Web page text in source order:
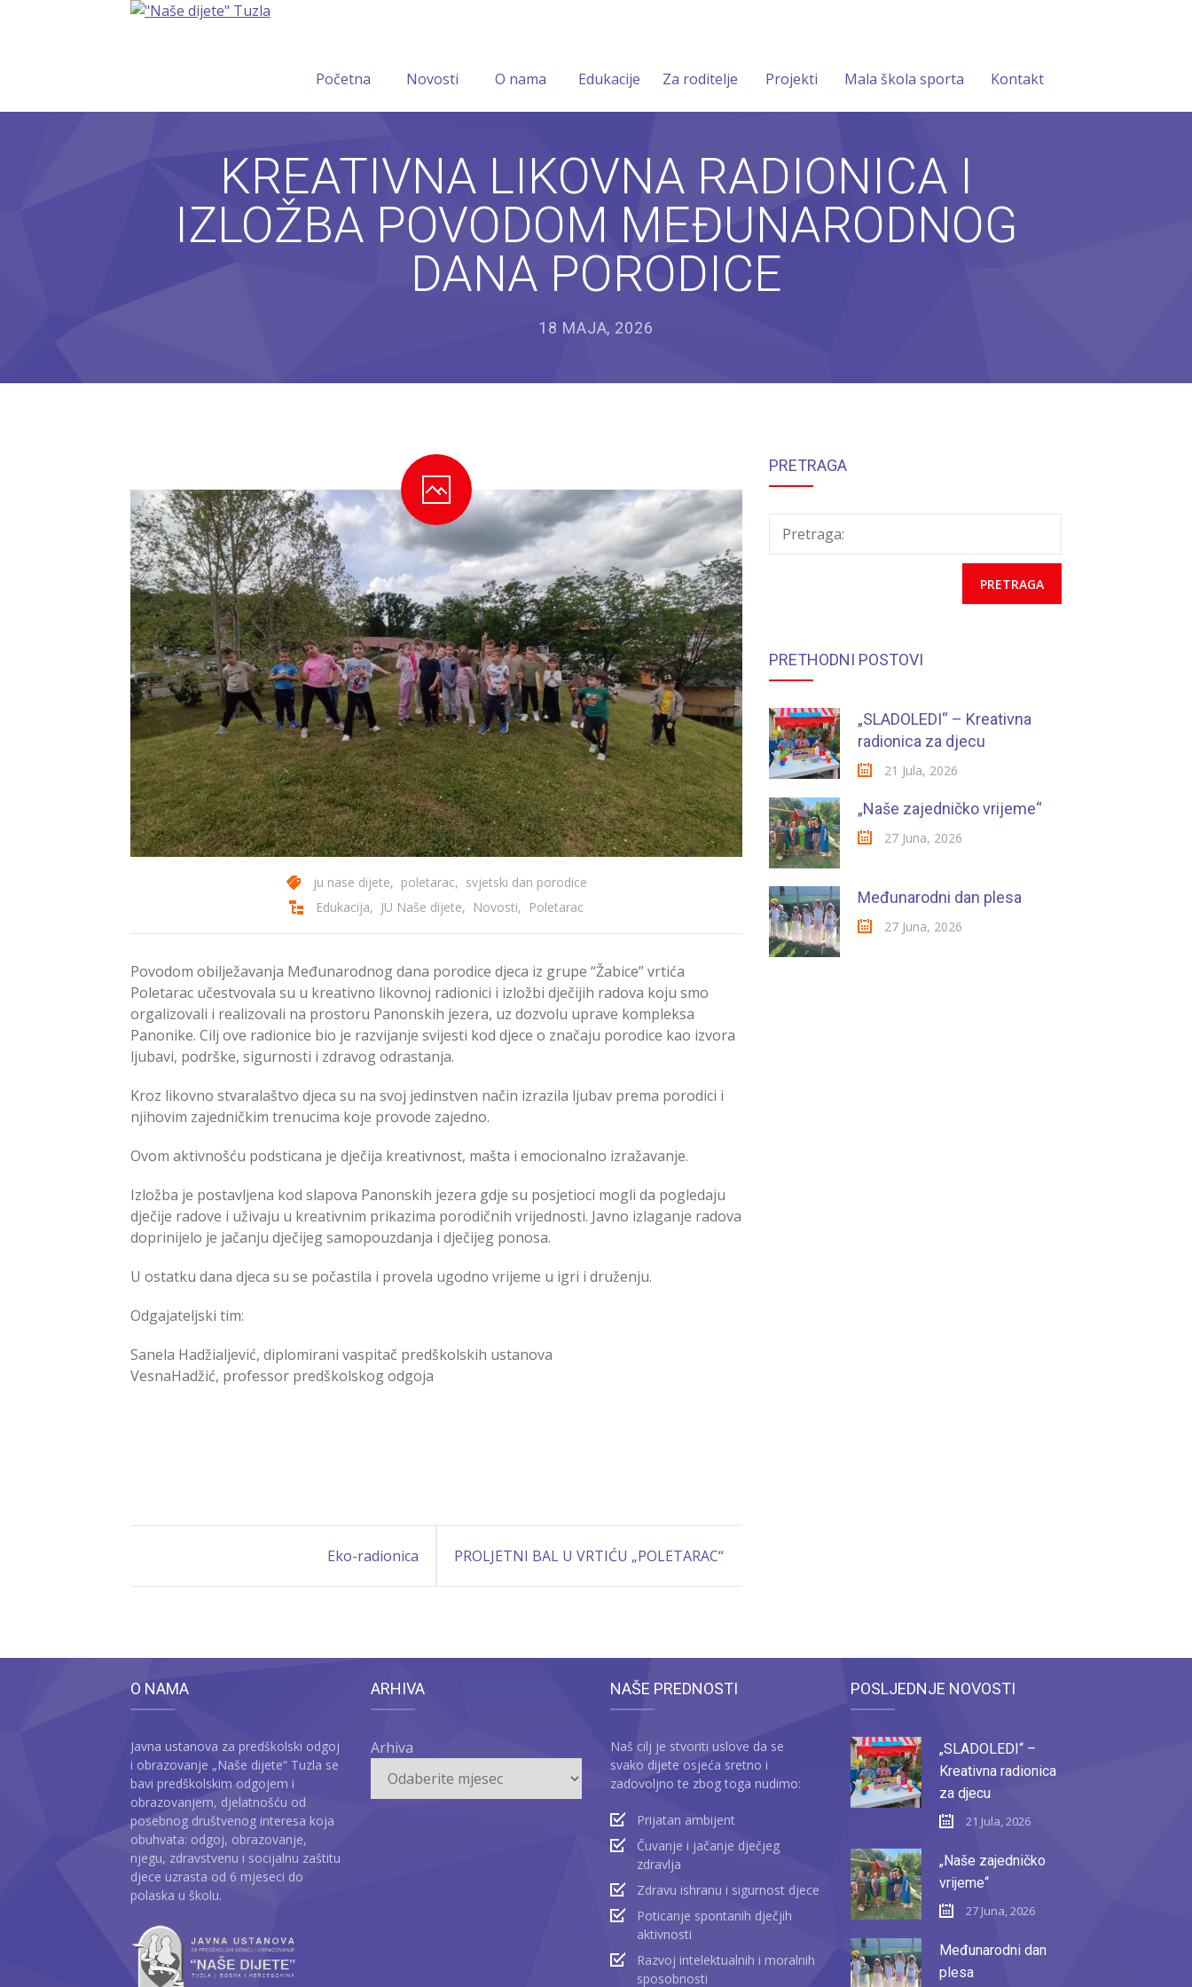
Početna Novosti O nama Edukacije Za roditelje Projekti Mala škola sporta Kontakt
KREATIVNA LIKOVNA RADIONICA I
IZLOŽBA POVODOM MEĐUNARODNOG
DANA PORODICE
18 MAJA, 2026
ju nase dijete, poletarac, svjetski dan porodice
Edukacija, JU Naše dijete, Novosti, Poletarac
Povodom obilježavanja Međunarodnog dana porodice djeca iz grupe “Žabice” vrtića
Poletarac učestvovala su u kreativno likovnoj radionici i izložbi dječijih radova koju smo
orgalizovali i realizovali na prostoru Panonskih jezera, uz dozvolu uprave kompleksa
Panonike. Cilj ove radionice bio je razvijanje svijesti kod djece o značaju porodice kao izvora
ljubavi, podrške, sigurnosti i zdravog odrastanja.
Kroz likovno stvaralaštvo djeca su na svoj jedinstven način izrazila ljubav prema porodici i
njihovim zajedničkim trenucima koje provode zajedno.
Ovom aktivnošću podsticana je dječija kreativnost, mašta i emocionalno izražavanje.
Izložba je postavljena kod slapova Panonskih jezera gdje su posjetioci mogli da pogledaju
dječije radove i uživaju u kreativnim prikazima porodičnih vrijednosti. Javno izlaganje radova
doprinijelo je jačanju dječijeg samopouzdanja i dječijeg ponosa.
U ostatku dana djeca su se počastila i provela ugodno vrijeme u igri i druženju.
Odgajateljski tim:
Sanela Hadžialjević, diplomirani vaspitač predškolskih ustanova
VesnaHadžić, professor predškolskog odgoja
Eko-radionica PROLJETNI BAL U VRTIĆU „POLETARAC“
PRETRAGA
Pretraga:
PRETHODNI POSTOVI
„SLADOLEDI“ – Kreativna
radionica za djecu
21 Jula, 2026
„Naše zajedničko vrijeme“
27 Juna, 2026
Međunarodni dan plesa
27 Juna, 2026
O NAMA
Javna ustanova za predškolski odgoj
i obrazovanje „Naše dijete“ Tuzla se
bavi predškolskim odgojem i
obrazovanjem, djelatnošću od
posebnog društvenog interesa koja
obuhvata: odgoj, obrazovanje,
njegu, zdravstvenu i socijalnu zaštitu
djece uzrasta od 6 mjeseci do
polaska u školu.
ARHIVA
Arhiva
NAŠE PREDNOSTI
Naš cilj je stvoriti uslove da se
svako dijete osjeća sretno i
zadovoljno te zbog toga nudimo:
Prijatan ambijent
Čuvanje i jačanje dječjeg
zdravlja
Zdravu ishranu i sigurnost djece
Poticanje spontanih dječjih
aktivnosti
Razvoj intelektualnih i moralnih
sposobnosti
POSLJEDNJE NOVOSTI
„SLADOLEDI“ –
Kreativna radionica
za djecu
21 Jula, 2026
„Naše zajedničko
vrijeme“
27 Juna, 2026
Međunarodni dan
plesa